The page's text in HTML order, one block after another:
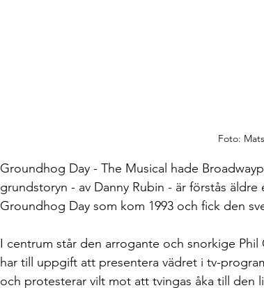
Foto:
Groundhog Day - The Musical hade
grundstoryn - av Danny Rubin - är förstås
Groundhog Day som kom 1993 och fick den
I centrum står den arrogante och snorkige
har till uppgift att presentera vädret i tv-
och protesterar vilt mot att tvingas åka till den